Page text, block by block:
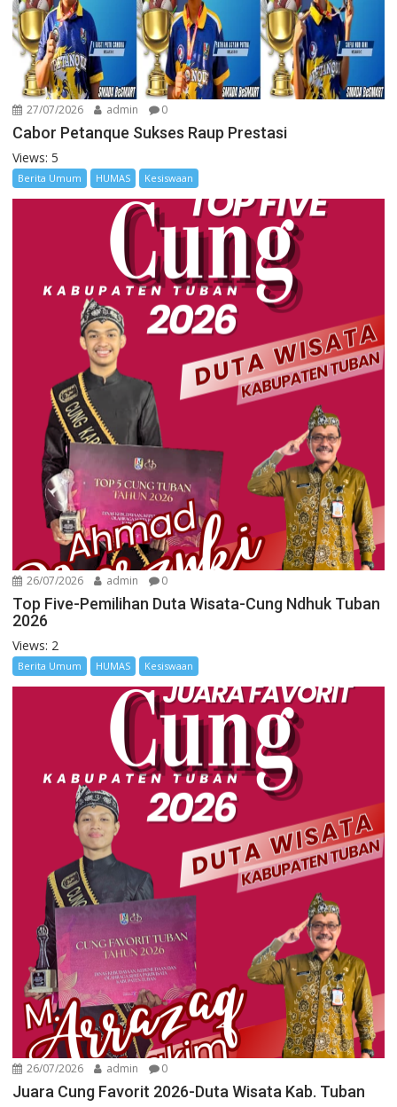
27/07/2026 admin 0
Cabor Petanque Sukses Raup Prestasi
Views: 5
Berita Umum HUMAS Kesiswaan
26/07/2026 admin 0
Top Five-Pemilihan Duta Wisata-Cung Ndhuk Tuban
2026
Views: 2
Berita Umum HUMAS Kesiswaan
26/07/2026 admin 0
Juara Cung Favorit 2026-Duta Wisata Kab. Tuban